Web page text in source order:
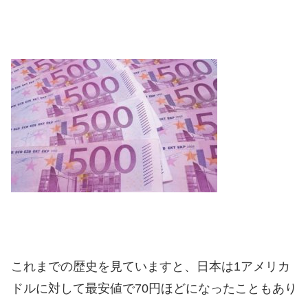
これまでの歴史を見ていますと、日本は1アメリカ
ドルに対して最安値で70円ほどになったこともあり